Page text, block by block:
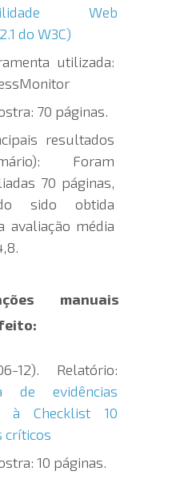
Web
do W3C)
utilizada:
70 páginas.
resultados
Foram
70 páginas,
sido obtida
avaliação média
manuais
12). Relatório:
de evidências
à Checklist 10
críticos
10 páginas.